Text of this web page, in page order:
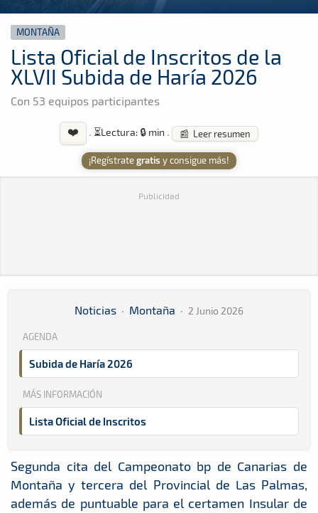
MONTAÑA
Lista Oficial de Inscritos de la
XLVII Subida de Haría 2026
Con 53 equipos participantes
❤️ · ⏳Lectura: 🔒 min · 📰 Leer resumen
¡Regístrategratis y consigue más!
Publicidad
Noticias · Montaña · 2 Junio 2026
AGENDA
Subida de Haría 2026
MÁS INFORMACIÓN
Lista Oficial de Inscritos
Segunda cita del Campeonato bp de Canarias de
Montaña y tercera del Provincial de Las Palmas,
además de puntuable para el certamen Insular de